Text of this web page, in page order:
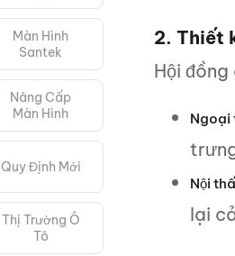
Màn Hình
Santek
Nâng Cấp
Màn Hình
Quy Định Mới
Thị Trường Ô
Tô
2. Thiết
Hội
Ngoại
Nội
lại